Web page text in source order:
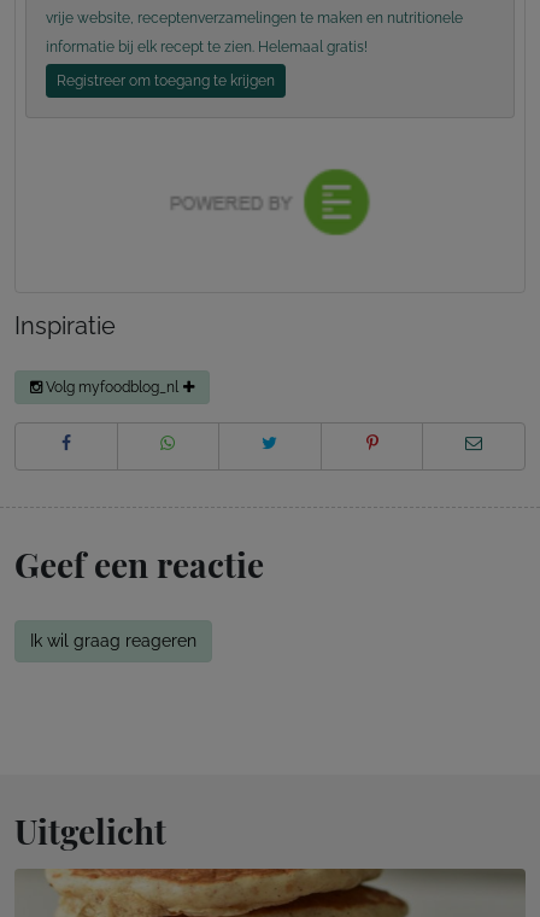
vrije website, receptenverzamelingen te maken en nutritionele
informatie bij elk recept te zien. Helemaal gratis!
Registreer om toegang te krijgen
Inspiratie
Volg myfoodblog_nl
Geef een reactie
Ik wil graag reageren
Uitgelicht